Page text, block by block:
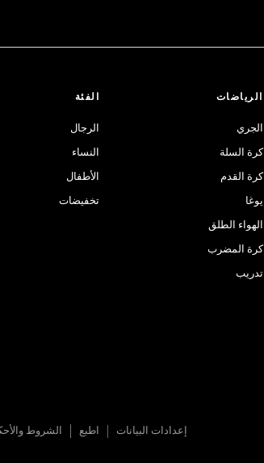
الرياضات
الجري
كرة السلة
كرة القدم
يوغا
الهواء الطلق
كرة المضرب
تدريب
الفئة
الرجال
النساء
الأطفال
تخفيضات
إعدادات البيانات الشروط اطبع